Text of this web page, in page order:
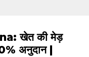
खेत की मेड़
अनुदान |